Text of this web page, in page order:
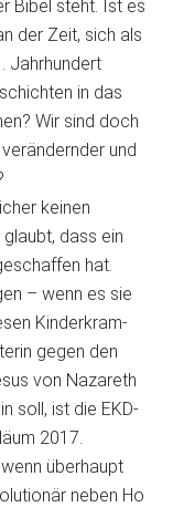
Bibel steht. Ist es
der Zeit, sich als
Jahrhundert
in das
Wir sind doch
und
keinen
dass ein
hat.
– wenn es sie
Kinderkram-
gegen den
von Nazareth
soll, ist die EKD-
2017.
überhaupt
neben Ho